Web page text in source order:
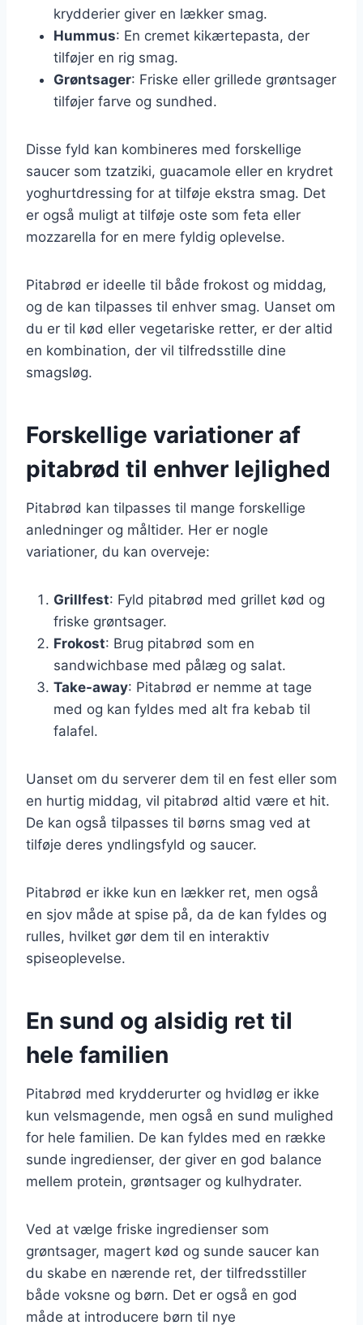
krydderier giver en lækker smag.
Hummus: En cremet kikærtepasta, der
tilføjer en rig smag.
Grøntsager: Friske eller grillede grøntsager
tilføjer farve og sundhed.
Disse fyld kan kombineres med forskellige
saucer som tzatziki, guacamole eller en krydret
yoghurtdressing for at tilføje ekstra smag. Det
er også muligt at tilføje oste som feta eller
mozzarella for en mere fyldig oplevelse.
Pitabrød er ideelle til både frokost og middag,
og de kan tilpasses til enhver smag. Uanset om
du er til kød eller vegetariske retter, er der altid
en kombination, der vil tilfredsstille dine
smagsløg.
Forskellige variationer af
pitabrød til enhver lejlighed
Pitabrød kan tilpasses til mange forskellige
anledninger og måltider. Her er nogle
variationer, du kan overveje:
Grillfest: Fyld pitabrød med grillet kød og
friske grøntsager.
Frokost: Brug pitabrød som en
sandwichbase med pålæg og salat.
Take-away: Pitabrød er nemme at tage
med og kan fyldes med alt fra kebab til
falafel.
Uanset om du serverer dem til en fest eller som
en hurtig middag, vil pitabrød altid være et hit.
De kan også tilpasses til børns smag ved at
tilføje deres yndlingsfyld og saucer.
Pitabrød er ikke kun en lækker ret, men også
en sjov måde at spise på, da de kan fyldes og
rulles, hvilket gør dem til en interaktiv
spiseoplevelse.
En sund og alsidig ret til
hele familien
Pitabrød med krydderurter og hvidløg er ikke
kun velsmagende, men også en sund mulighed
for hele familien. De kan fyldes med en række
sunde ingredienser, der giver en god balance
mellem protein, grøntsager og kulhydrater.
Ved at vælge friske ingredienser som
grøntsager, magert kød og sunde saucer kan
du skabe en nærende ret, der tilfredsstiller
både voksne og børn. Det er også en god
måde at introducere børn til nye